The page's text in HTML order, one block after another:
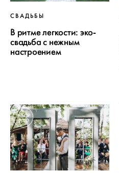
СВАДЬБЫ
В ритме легкости: эко-
свадьба с нежным
настроением
ВЫБОР
2020